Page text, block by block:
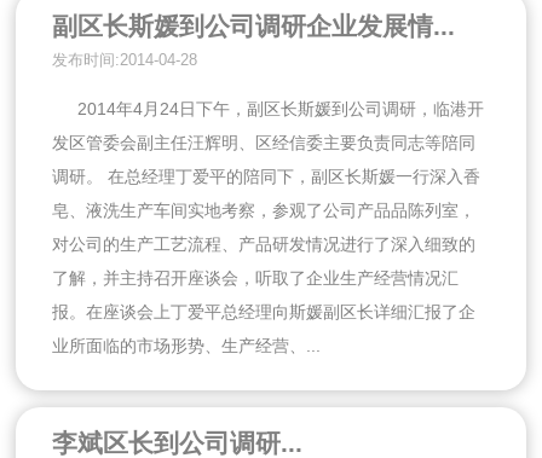
副区长斯媛到公司调研企业发展情...
发布时间:2014-04-28
2014年4月24日下午，副区长斯媛到公司调研，临港开
发区管委会副主任汪辉明、区经信委主要负责同志等陪同
调研。 在总经理丁爱平的陪同下，副区长斯媛一行深入香
皂、液洗生产车间实地考察，参观了公司产品品陈列室，
对公司的生产工艺流程、产品研发情况进行了深入细致的
了解，并主持召开座谈会，听取了企业生产经营情况汇
报。在座谈会上丁爱平总经理向斯媛副区长详细汇报了企
业所面临的市场形势、生产经营、...
李斌区长到公司调研...